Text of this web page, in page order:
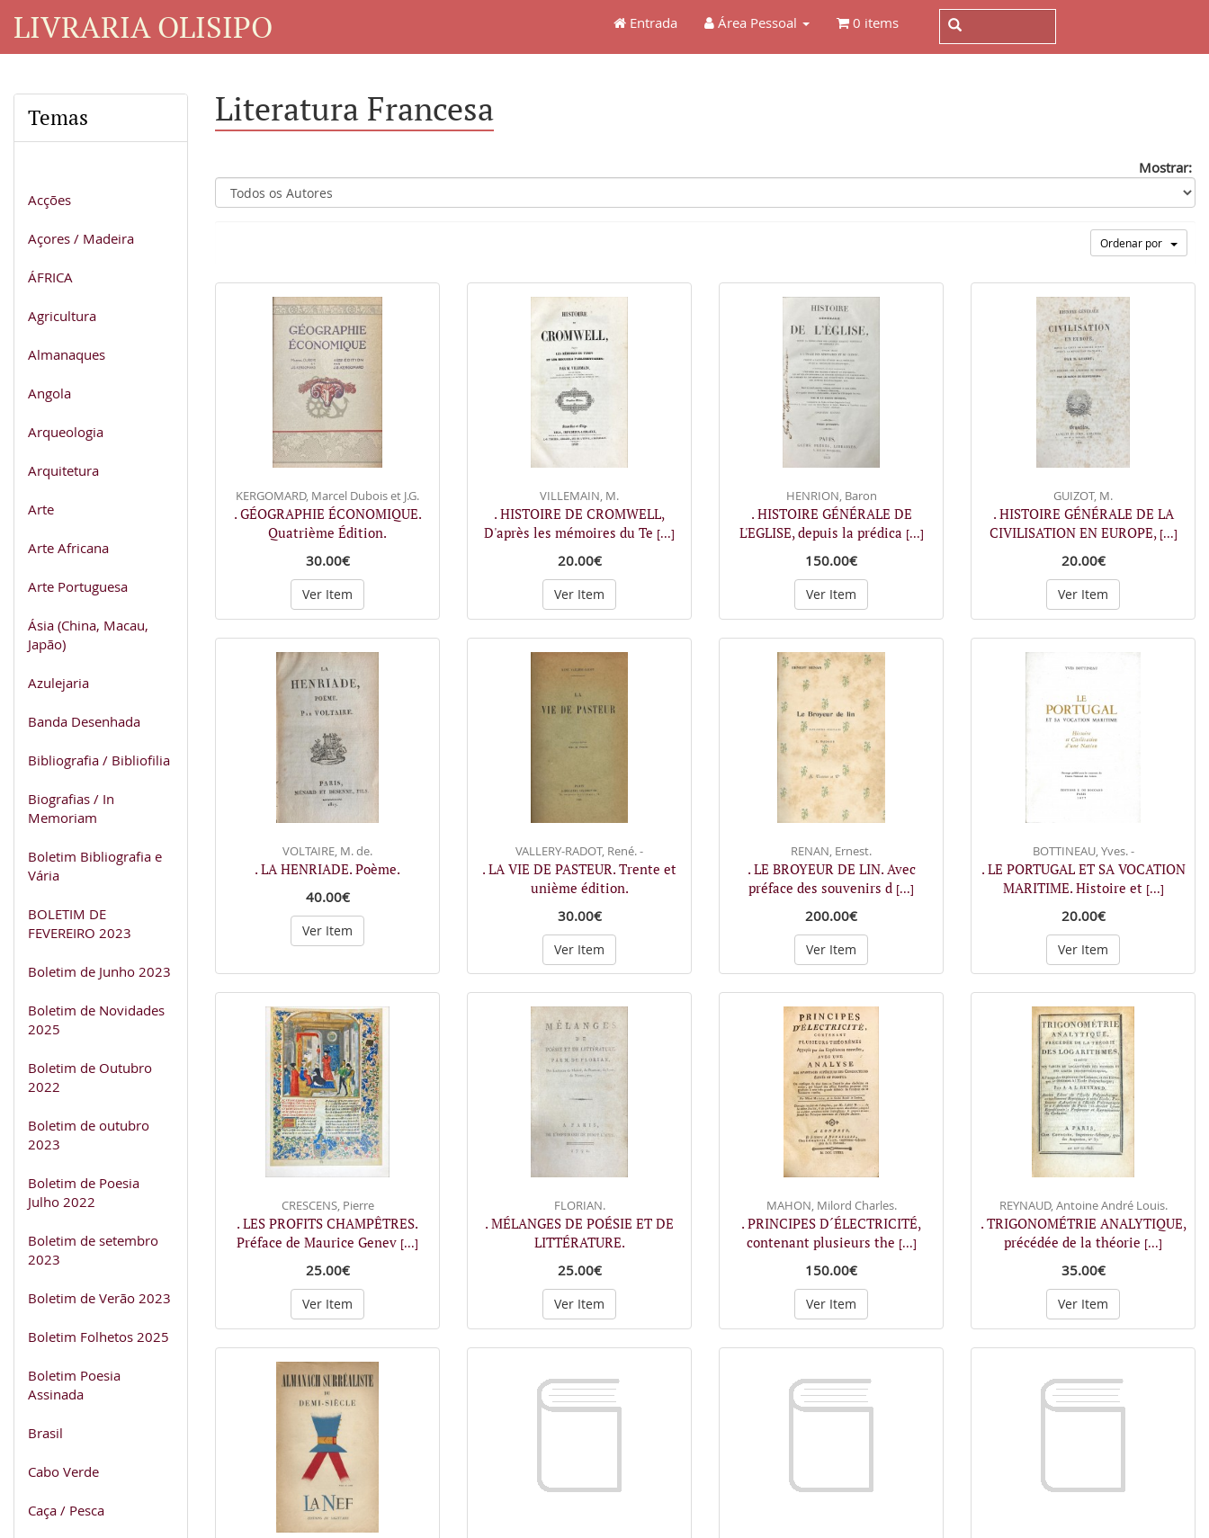
LIVRARIA OLISIPO Entrada Área Pessoal 0 items
Temas
Acções
Açores / Madeira
ÁFRICA
Agricultura
Almanaques
Angola
Arqueologia
Arquitetura
Arte
Arte Africana
Arte Portuguesa
Ásia (China, Macau,
Japão)
Azulejaria
Banda Desenhada
Bibliografia / Bibliofilia
Biografias / In
Memoriam
Boletim Bibliografia e
Vária
BOLETIM DE
FEVEREIRO 2023
Boletim de Junho 2023
Boletim de Novidades
2025
Boletim de Outubro
2022
Boletim de outubro
2023
Boletim de Poesia
Julho 2022
Boletim de setembro
2023
Boletim de Verão 2023
Boletim Folhetos 2025
Boletim Poesia
Assinada
Brasil
Cabo Verde
Caça / Pesca
Literatura Francesa
Mostrar:
Ordenar por
KERGOMARD, Marcel Dubois et J.G.
. GÉOGRAPHIE ÉCONOMIQUE.
Quatrième Édition.
30.00€
Ver Item
VILLEMAIN, M.
. HISTOIRE DE CROMWELL,
D'après les mémoires du Te [...]
20.00€
Ver Item
HENRION, Baron
. HISTOIRE GÉNÉRALE DE
L'EGLISE, depuis la prédica [...]
150.00€
Ver Item
GUIZOT, M.
. HISTOIRE GÉNÉRALE DE LA
CIVILISATION EN EUROPE, [...]
20.00€
Ver Item
VOLTAIRE, M. de.
. LA HENRIADE. Poème.
40.00€
Ver Item
VALLERY-RADOT, René. -
. LA VIE DE PASTEUR. Trente et
unième édition.
30.00€
Ver Item
RENAN, Ernest.
. LE BROYEUR DE LIN. Avec
préface des souvenirs d [...]
200.00€
Ver Item
BOTTINEAU, Yves. -
. LE PORTUGAL ET SA VOCATION
MARITIME. Histoire et [...]
20.00€
Ver Item
CRESCENS, Pierre
. LES PROFITS CHAMPÊTRES.
Préface de Maurice Genev [...]
25.00€
Ver Item
FLORIAN.
. MÉLANGES DE POÉSIE ET DE
LITTÉRATURE.
25.00€
Ver Item
MAHON, Milord Charles.
. PRINCIPES D´ÉLECTRICITÉ,
contenant plusieurs the [...]
150.00€
Ver Item
REYNAUD, Antoine André Louis.
. TRIGONOMÉTRIE ANALYTIQUE,
précédée de la théorie [...]
35.00€
Ver Item